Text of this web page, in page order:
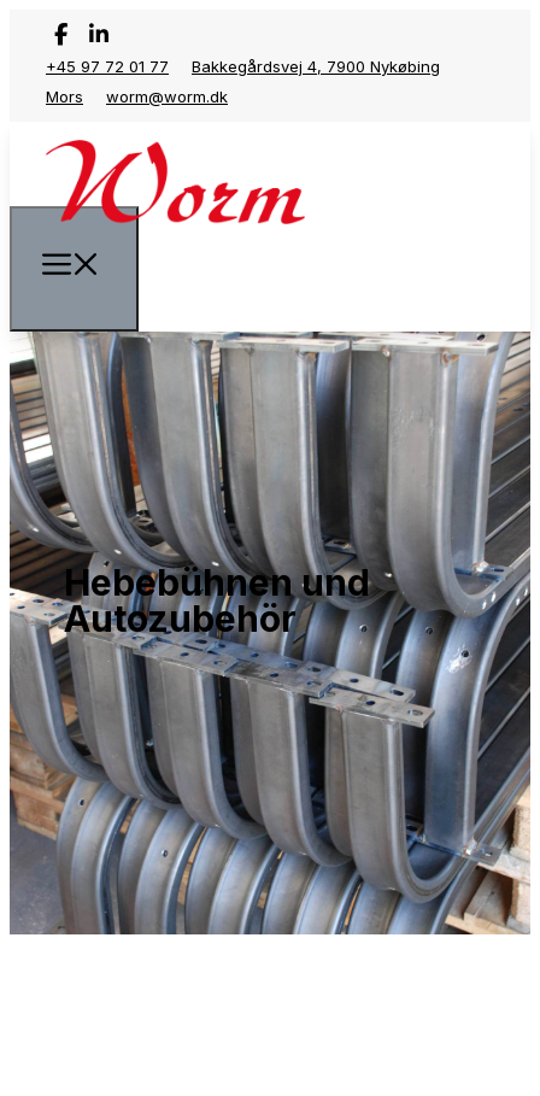
+45 97 72 01 77
Bakkegårdsvej 4, 7900 Nykøbing
Mors
worm@worm.dk
Hebebühnen und
Autozubehör